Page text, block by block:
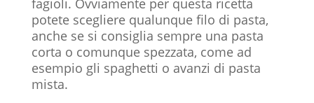
fagioli. Ovviamente per questa ricetta
potete scegliere qualunque filo di pasta,
anche se si consiglia sempre una pasta
corta o comunque spezzata, come ad
esempio gli spaghetti o avanzi di pasta
mista.